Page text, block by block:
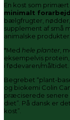
En kost som primært
minimalt
bælgfrugter,
supplement af små
animalske produkter.
*Med hele planter ,
eksempelvis
i fødevaren/måltidet.
Begrebet “plant-
og biokemi Colin
præciserede senere
diet”. På dansk er
kost”.